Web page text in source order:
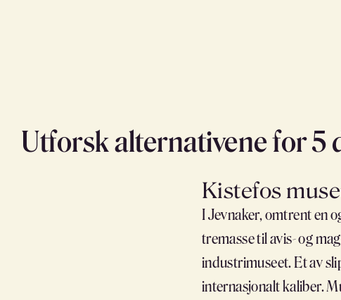
Utforsk alternativene for 5
Kistefos
I Jevnaker, omtrent en
tremasse til avis- og
industrimuseet. Et av
internasjonalt kaliber.